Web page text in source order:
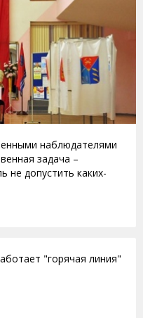
наблюдателями
задача –
не допустить каких-
"горячая линия"